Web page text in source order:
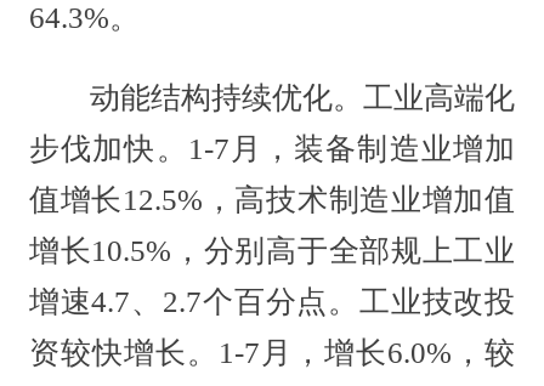
64.3%。
动能结构持续优化。工业高端化
步伐加快。1-7月，装备制造业增加
值增长12.5%，高技术制造业增加值
增长10.5%，分别高于全部规上工业
增速4.7、2.7个百分点。工业技改投
资较快增长。1-7月，增长6.0%，较